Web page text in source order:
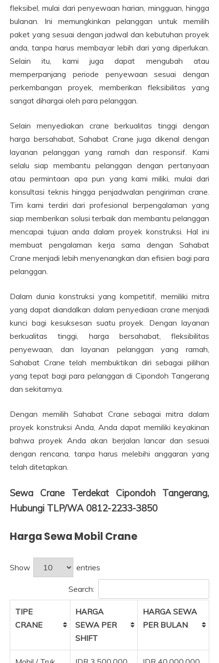
fleksibel, mulai dari penyewaan harian, mingguan, hingga
bulanan. Ini memungkinkan pelanggan untuk memilih
paket yang sesuai dengan jadwal dan kebutuhan proyek
anda, tanpa harus membayar lebih dari yang diperlukan.
Selain itu, kami juga dapat mengubah atau
memperpanjang periode penyewaan sesuai dengan
perkembangan proyek, memberikan fleksibilitas yang
sangat dihargai oleh para pelanggan.
Selain menyediakan crane berkualitas tinggi dengan
harga bersahabat, Sahabat Crane juga dikenal dengan
layanan pelanggan yang ramah dan responsif. Kami
selalu siap membantu pelanggan dengan pertanyaan
atau permintaan apa pun yang kami miliki, mulai dari
konsultasi teknis hingga penjadwalan pengiriman crane.
Tim kami terdiri dari profesional berpengalaman yang
siap memberikan solusi terbaik dan membantu pelanggan
mencapai tujuan anda dalam proyek konstruksi. Hal ini
membuat pengalaman kerja sama dengan Sahabat
Crane menjadi lebih menyenangkan dan efisien bagi para
pelanggan.
Dalam dunia konstruksi yang kompetitif, memiliki mitra
yang dapat diandalkan dalam penyediaan crane menjadi
kunci bagi kesuksesan suatu proyek. Dengan layanan
berkualitas tinggi, harga bersahabat, fleksibilitas
penyewaan, dan layanan pelanggan yang ramah,
Sahabat Crane telah membuktikan diri sebagai pilihan
yang tepat bagi para pelanggan di Cipondoh Tangerang
dan sekitarnya.
Dengan memilih Sahabat Crane sebagai mitra dalam
proyek konstruksi Anda, Anda dapat memiliki keyakinan
bahwa proyek Anda akan berjalan lancar dan sesuai
dengan rencana, tanpa harus melebihi anggaran yang
telah ditetapkan.
Sewa Crane Terdekat Cipondoh Tangerang,
Hubungi TLP/WA 0812-2233-3850
Harga Sewa Mobil Crane
Show entries
Search:
TIPE
CRANE
HARGA
SEWA PER
SHIFT
HARGA SEWA
PER BULAN